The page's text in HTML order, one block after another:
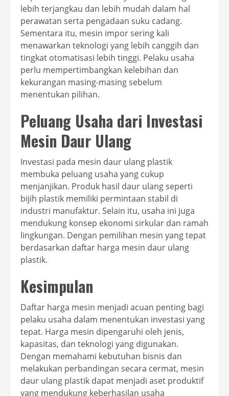
lebih terjangkau dan lebih mudah dalam hal
perawatan serta pengadaan suku cadang.
Sementara itu, mesin impor sering kali
menawarkan teknologi yang lebih canggih dan
tingkat otomatisasi lebih tinggi. Pelaku usaha
perlu mempertimbangkan kelebihan dan
kekurangan masing-masing sebelum
menentukan pilihan.
Peluang Usaha dari Investasi
Mesin Daur Ulang
Investasi pada mesin daur ulang plastik
membuka peluang usaha yang cukup
menjanjikan. Produk hasil daur ulang seperti
bijih plastik memiliki permintaan stabil di
industri manufaktur. Selain itu, usaha ini juga
mendukung konsep ekonomi sirkular dan ramah
lingkungan. Dengan pemilihan mesin yang tepat
berdasarkan daftar harga mesin daur ulang
plastik.
Kesimpulan
Daftar harga mesin menjadi acuan penting bagi
pelaku usaha dalam menentukan investasi yang
tepat. Harga mesin dipengaruhi oleh jenis,
kapasitas, dan teknologi yang digunakan.
Dengan memahami kebutuhan bisnis dan
melakukan perbandingan secara cermat, mesin
daur ulang plastik dapat menjadi aset produktif
yang mendukung keberhasilan usaha